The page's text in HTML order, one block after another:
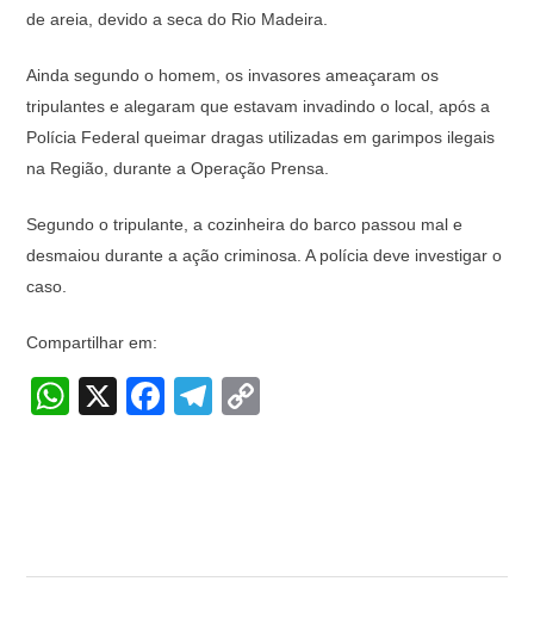
de areia, devido a seca do Rio Madeira.
Ainda segundo o homem, os invasores ameaçaram os
tripulantes e alegaram que estavam invadindo o local, após a
Polícia Federal queimar dragas utilizadas em garimpos ilegais
na Região, durante a Operação Prensa.
Segundo o tripulante, a cozinheira do barco passou mal e
desmaiou durante a ação criminosa. A polícia deve investigar o
caso.
Compartilhar em:
W
p
X
F
o
T
m n